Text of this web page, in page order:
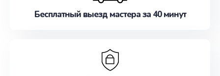
Бесплатный выезд мастера за 40 минут